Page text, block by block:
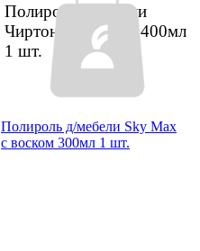
Полироль д/мебели
Чиртон с антистат 400мл
1 шт.
Полироль д/мебели Sky Max
с воском 300мл 1 шт.